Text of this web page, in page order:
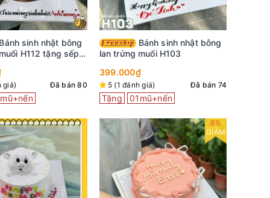
H112 tặng sếp,
giá) Đã bán 80
Bánh sinh nhật bông
lan trứng muối H103
399.000₫
5 (1 đánh giá) Đã bán 74
Tặng 01mũ+nến
8%
GIẢM